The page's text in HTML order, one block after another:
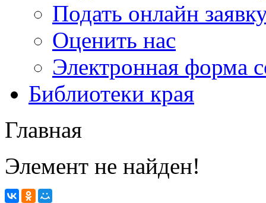
Подать онлайн
Оценить нас
Электронная форма
Библиотеки края
Главная
Элемент не найден!